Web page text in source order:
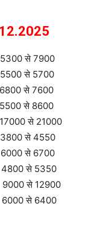
7900
से 5700
से 7600
से 8600
से 21000
से 4550
से 6700
से 5350
से 12900
से 6400